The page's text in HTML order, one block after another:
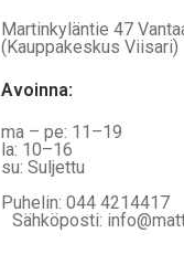
Martinkyläntie 47
(Kauppakeskus Viisari)
Avoinna:
ma – pe: 11–19
la: 10–16
su: Suljettu
Puhelin: 044 4214417
Sähköposti: